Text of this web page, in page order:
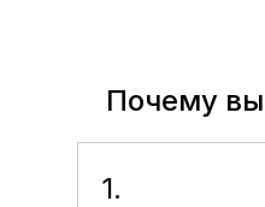
Почему
1.